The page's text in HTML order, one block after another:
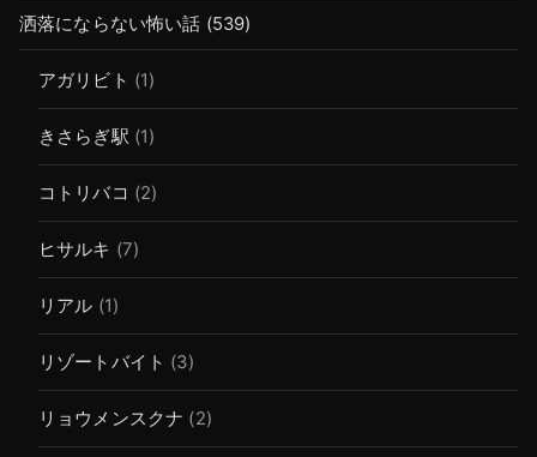
洒落にならない怖い話 (539)
アガリビト (1)
きさらぎ駅 (1)
コトリバコ (2)
ヒサルキ (7)
リアル (1)
リゾートバイト (3)
リョウメンスクナ (2)